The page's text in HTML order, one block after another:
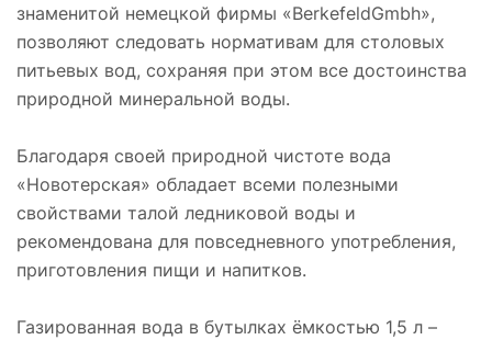
знаменитой немецкой фирмы «BerkefeldGmbh»,
позволяют следовать нормативам для столовых
питьевых вод, сохраняя при этом все достоинства
природной минеральной воды.
Благодаря своей природной чистоте вода
«Новотерская» обладает всеми полезными
свойствами талой ледниковой воды и
рекомендована для повседневного употребления,
приготовления пищи и напитков.
Газированная вода в бутылках ёмкостью 1,5 л –